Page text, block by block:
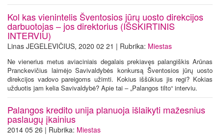
Kol kas vienintelis Šventosios jūrų uosto direkcijos
darbuotojas – jos direktorius (IŠSKIRTINIS
INTERVIU)
Linas JEGELEVIČIUS, 2020 02 21 | Rubrika: Miestas
Ne vienerius metus aviaciniais degalais prekiavęs palangiškis Arūnas
Pranckevičius laimėjo Savivaldybės konkursą Šventosios jūrų uosto
direkcijos vadovo pareigoms užimti. Kokius iššūkius jis regi? Kokias
užduotis jam kelia Savivaldybė? Apie tai – „Palangos tilto“ interviu.
Palangos kredito unija planuoja išlaikyti mažesnius
paslaugų įkainius
2014 05 26 | Rubrika: Miestas